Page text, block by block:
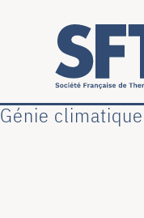
Aller au contenu
Génie